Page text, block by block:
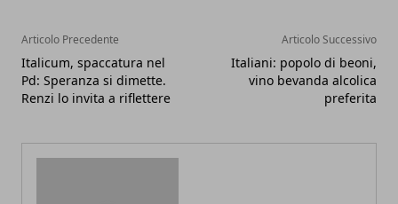
Articolo Precedente
Italicum, spaccatura nel
Pd: Speranza si dimette.
Renzi lo invita a riflettere
Articolo Successivo
Italiani: popolo di beoni,
vino bevanda alcolica
preferita